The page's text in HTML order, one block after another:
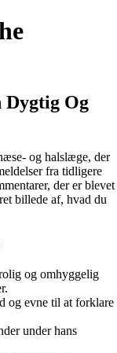
Dygtig Og
og halslæge, der
fra tidligere
der er blevet
billede af, hvad du
og omhyggelig
og evne til at forklare
under hans